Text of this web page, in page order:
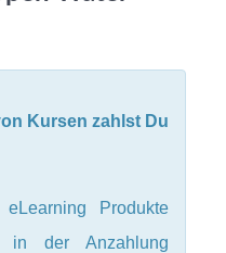
Kursen zahlst Du
Produkte
in der Anzahlung